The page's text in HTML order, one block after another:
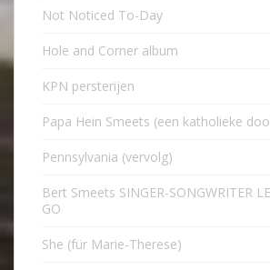
Not Noticed To-Day
Hole and Corner album
KPN persterijen
Papa Hein Smeets (een katholieke
Pennsylvania (vervolg)
Bert Smeets SINGER-SONGWRITER
GO
She (für Marie-Therese)